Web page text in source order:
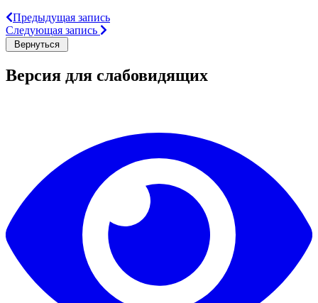
Предыдущая запись
Следующая запись
Версия для слабовидящих